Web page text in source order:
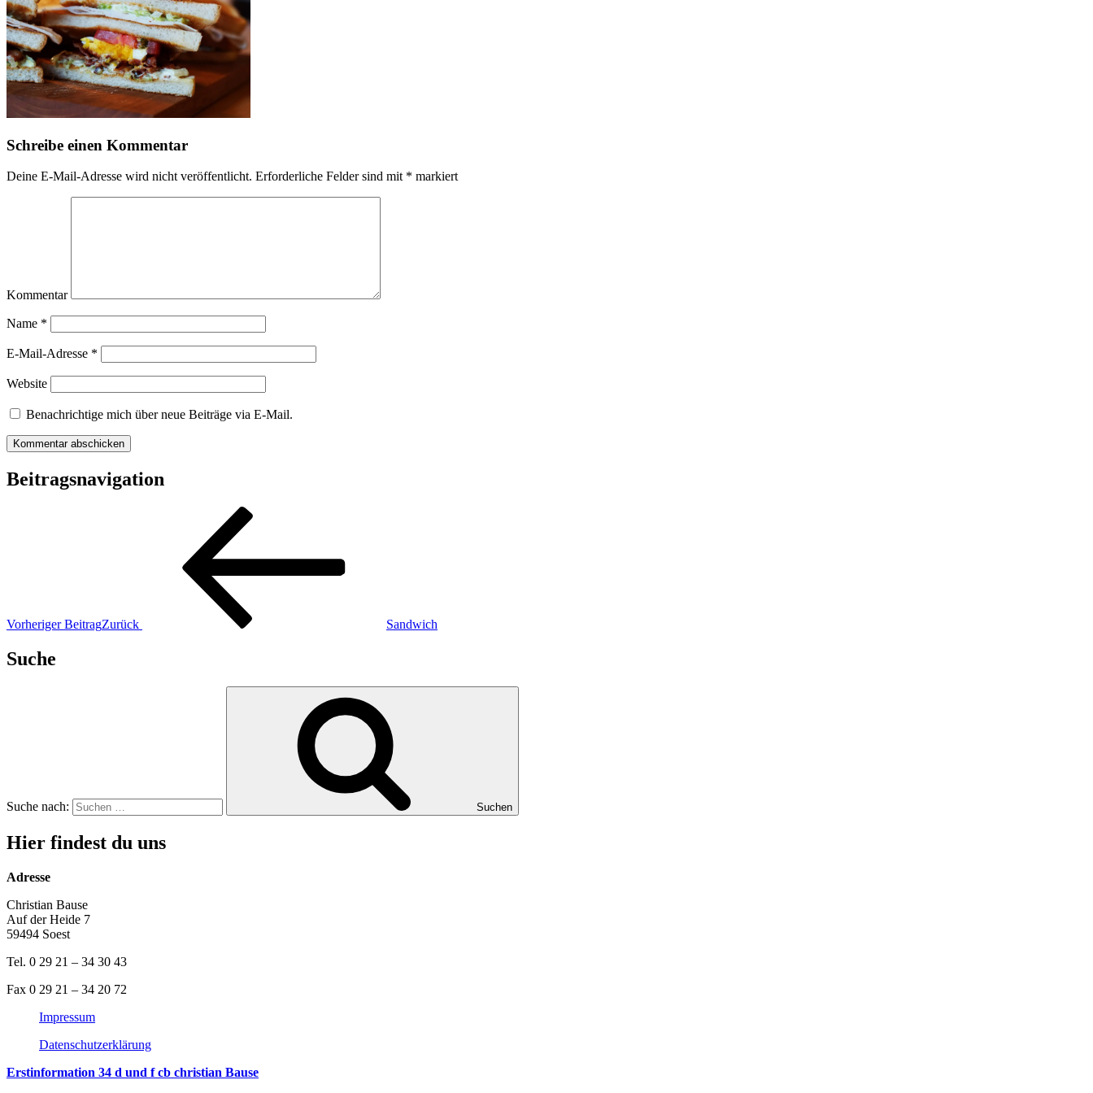
Schreibe einen Kommentar
Deine E-Mail-Adresse wird nicht veröffentlicht. Erforderliche Felder sind mit * markiert
Kommentar
Name *
E-Mail-Adresse *
Website
Benachrichtige mich über neue Beiträge via E-Mail.
Beitragsnavigation
Vorheriger BeitragZurück Sandwich
Suche
Suche nach: Suchen
Hier findest du uns
Adresse
Christian Bause
Auf der Heide 7
59494 Soest
Tel. 0 29 21 – 34 30 43
Fax 0 29 21 – 34 20 72
Impressum
Datenschutzerklärung
Erstinformation 34 d und f cb christian Bause